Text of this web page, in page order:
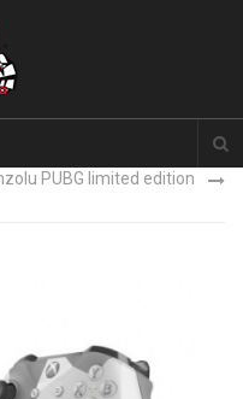
Xbox Series X NOVO
PUBG limited edition